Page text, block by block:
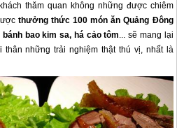
khách thăm quan không những được chiêm
thưởng thức 100 món ăn Quảng Đông
bao kim sa, há cảo tôm... sẽ mang lại
những trải nghiệm thật thú vị, nhất là